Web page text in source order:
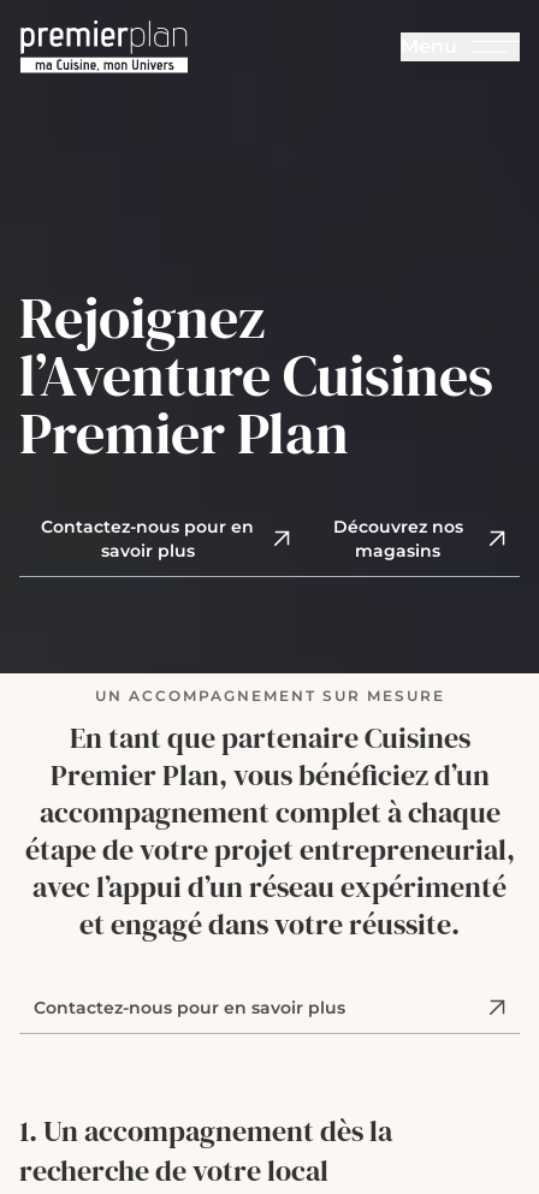
Rejoignez
l’AventureCuisines
Premier Plan
Contactez-nous pour en
savoir plus
Découvrez nos
magasins
UN ACCOMPAGNEMENT SUR MESURE
En tant que partenaire Cuisines
Premier Plan, vous bénéficiez d’un
accompagnement complet à chaque
étape de votre projet entrepreneurial,
avec l’appui d’un réseau expérimenté
et engagé dans votre réussite.
Contactez-nous pour en savoir plus
1. Un accompagnement dès la
recherche de votre local